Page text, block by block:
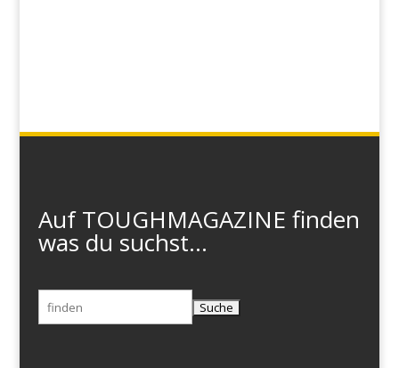
Auf TOUGHMAGAZINE finden
was du suchst...
Suchen
nach: